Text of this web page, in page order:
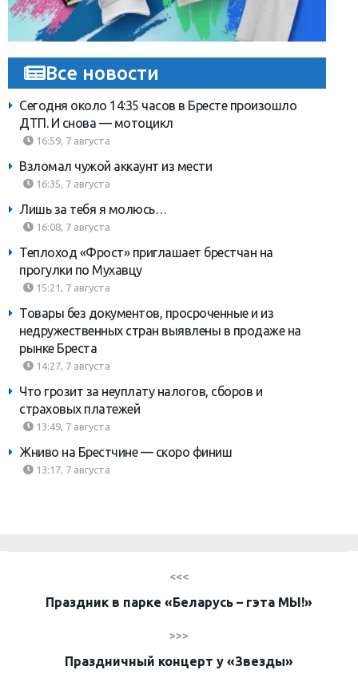
Все новости
Сегодня около 14:35 часов в Бресте произошло
ДТП. И снова — мотоцикл
16:59, 7 августа
Взломал чужой аккаунт из мести
16:35, 7 августа
Лишь за тебя я молюсь…
16:08, 7 августа
Теплоход «Фрост» приглашает брестчан на
прогулки по Мухавцу
15:21, 7 августа
Товары без документов, просроченные и из
недружественных стран выявлены в продаже на
рынке Бреста
14:27, 7 августа
Что грозит за неуплату налогов, сборов и
страховых платежей
13:49, 7 августа
Жниво на Брестчине — скоро финиш
13:17, 7 августа
<<<
Праздник в парке «Беларусь – гэта МЫ!»
>>>
Праздничный концерт у «Звезды»